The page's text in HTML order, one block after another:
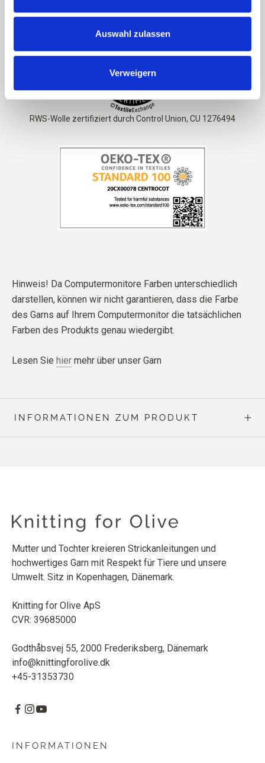
Auswahl zulassen
Verweigern
Hinweis! Da Computermonitore Farben unterschiedlich
darstellen, können wir nicht garantieren, dass die Farbe
des Garns auf Ihrem Computermonitor die tatsächlichen
Farben des Produkts genau wiedergibt.
Lesen Sie hier mehr über unser Garn
INFORMATIONEN ZUM PRODUKT
Mutter und Tochter kreieren Strickanleitungen und
hochwertiges Garn mit Respekt für Tiere und unsere
Umwelt. Sitz in Kopenhagen, Dänemark.
Knitting for Olive ApS
CVR: 39685000
Godthåbsvej 55, 2000 Frederiksberg, Dänemark
info@knittingforolive.dk
+45-31353730
INFORMATIONEN